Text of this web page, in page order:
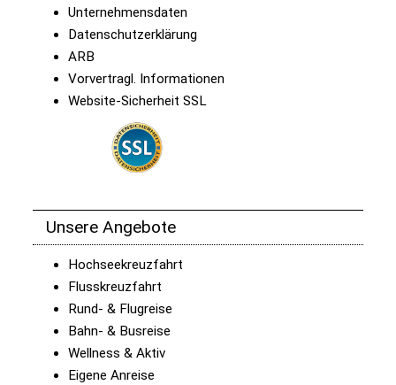
Unternehmensdaten
Datenschutzerklärung
ARB
Vorvertragl. Informationen
Website-Sicherheit SSL
Unsere Angebote
Hochseekreuzfahrt
Flusskreuzfahrt
Rund- & Flugreise
Bahn- & Busreise
Wellness & Aktiv
Eigene Anreise